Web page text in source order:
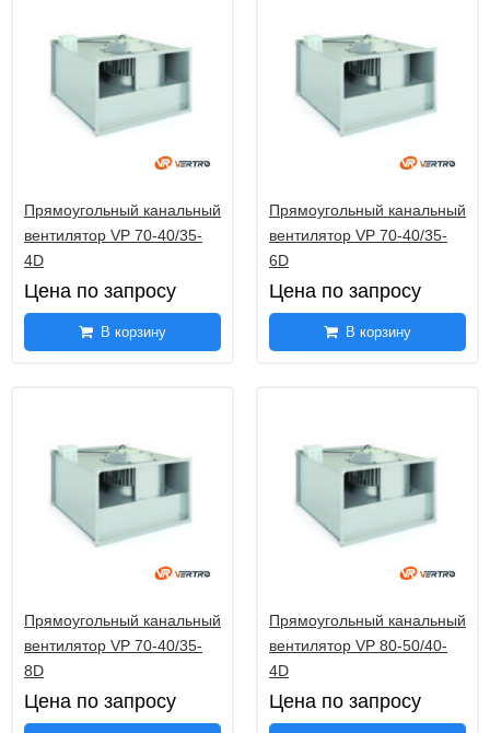
Прямоугольный канальный
вентилятор VP 70-40/35-
4D
Цена по запросу
В корзину
Прямоугольный канальный
вентилятор VP 70-40/35-
6D
Цена по запросу
В корзину
Прямоугольный канальный
вентилятор VP 70-40/35-
8D
Цена по запросу
Прямоугольный канальный
вентилятор VP 80-50/40-
4D
Цена по запросу